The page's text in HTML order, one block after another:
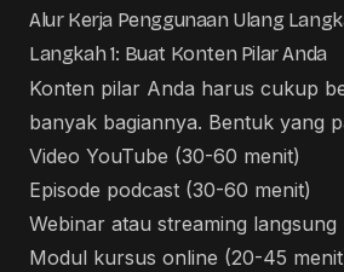
Alur Kerja Penggunaan Ulang
Langkah 1: Buat Konten Pilar Anda
Konten pilar Anda harus cukup
banyak bagiannya. Bentuk yang
Video YouTube (30-60 menit)
Episode podcast (30-60 menit)
Webinar atau streaming
Modul kursus online (20-45